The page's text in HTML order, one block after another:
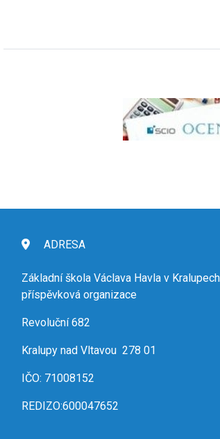
ADRESA
Základní škola Václava Havla v
příspěvková organizace
Revoluční 682
Kralupy nad Vltavou 278 01
IČO: 71008152
REDIZO:600047652